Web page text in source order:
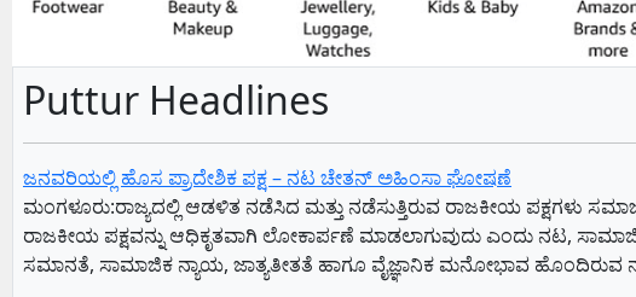
Puttur Headlines
ಜನವರಿಯಲ್ಲಿ ಹೊಸ ಪ್ರಾದೇಶಿಕ ಪಕ್ಷ – ನಟ ಚೇತನ್ ಅಹಿಂಸಾ ಘೋಷಣೆ
ಮಂಗಳೂರು:ರಾಜ್ಯದಲ್ಲಿ ಆಡಳಿತ ನಡೆಸಿದ ಮತ್ತು ನಡೆಸುತ್ತಿರುವ ರಾಜಕೀಯ ಪಕ್ಷಗಳು
ರಾಜಕೀಯ ಪಕ್ಷವನ್ನು ಆಧಿಕೃತವಾಗಿ ಲೋಕಾರ್ಪಣೆ ಮಾಡಲಾಗುವುದು ಎಂದು ನಟ,
ಸಮಾನತೆ, ಸಾಮಾಜಿಕ ನ್ಯಾಯ, ಜಾತ್ಯತೀತತೆ ಹಾಗೂ ವೈಜ್ಞಾನಿಕ ಮನೋಭಾವ